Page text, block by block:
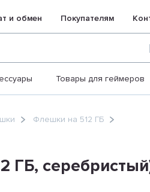
и обмен Покупателям
Товары для геймеров
Флешки на 512 ГБ
ГБ,